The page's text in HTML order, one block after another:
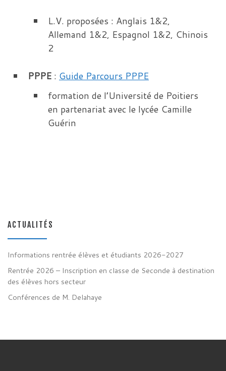
L.V. proposées : Anglais 1&2,
Allemand 1&2, Espagnol 1&2, Chinois
2
PPPE : Guide Parcours PPPE
formation de l’Université de Poitiers
en partenariat avec le lycée Camille
Guérin
ACTUALITÉS
Informations rentrée élèves et étudiants 2026-2027
Rentrée 2026 – Inscription en classe de Seconde à destination
des élèves hors secteur
Conférences de M. Delahaye